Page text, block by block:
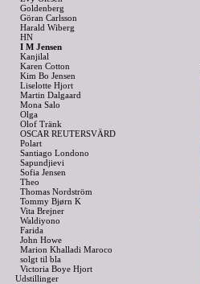
Goldenberg
Göran Carlsson
Harald Wiberg
HN
I M Jensen
Kanjilal
Karen Cotton
Kim Bo Jensen
Liselotte Hjort
Martin Dalgaard
Mona Salo
Olga
Olof Tränk
OSCAR REUTERSVÄRD
Polart
Santiago Londono
Sapundjievi
Sofia Jensen
Theo
Thomas Nordström
Tommy Bjørn K
Vita Brejner
Waldiyono
Farida
John Howe
Marion Khalladi Maroco
solgt til bla
Victoria Boye Hjort
Udstillinger